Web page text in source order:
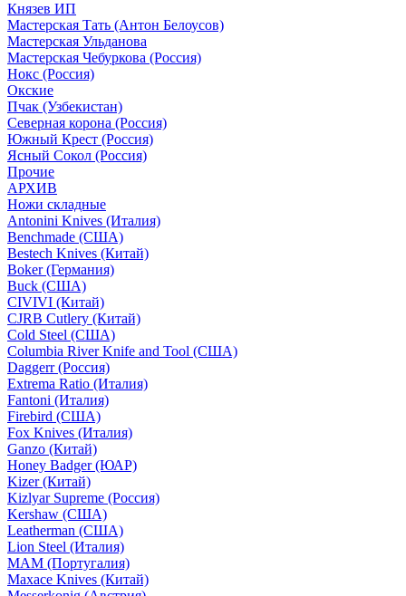
Князев ИП
Мастерская Тать (Антон Белоусов)
Мастерская Ульданова
Мастерская Чебуркова (Россия)
Нокс (Россия)
Окские
Пчак (Узбекистан)
Северная корона (Россия)
Южный Крест (Россия)
Ясный Сокол (Россия)
Прочие
АРХИВ
Ножи складные
Antonini Knives (Италия)
Benchmade (США)
Bestech Knives (Китай)
Boker (Германия)
Buck (США)
CIVIVI (Китай)
CJRB Cutlery (Китай)
Cold Steel (США)
Columbia River Knife and Tool (США)
Daggerr (Россия)
Extrema Ratio (Италия)
Fantoni (Италия)
Firebird (США)
Fox Knives (Италия)
Ganzo (Китай)
Honey Badger (ЮАР)
Kizer (Китай)
Kizlyar Supreme (Россия)
Kershaw (США)
Leatherman (США)
Lion Steel (Италия)
MAM (Португалия)
Maxace Knives (Китай)